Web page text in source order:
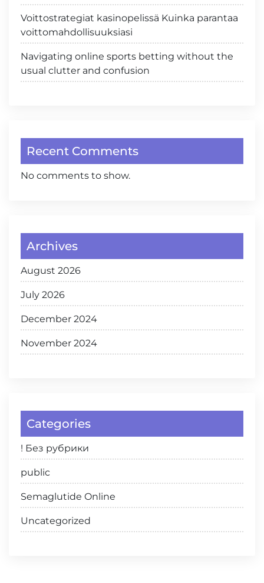
Voittostrategiat kasinopelissä Kuinka parantaa
voittomahdollisuuksiasi
Navigating online sports betting without the
usual clutter and confusion
Recent Comments
No comments to show.
Archives
August 2026
July 2026
December 2024
November 2024
Categories
! Без рубрики
public
Semaglutide Online
Uncategorized